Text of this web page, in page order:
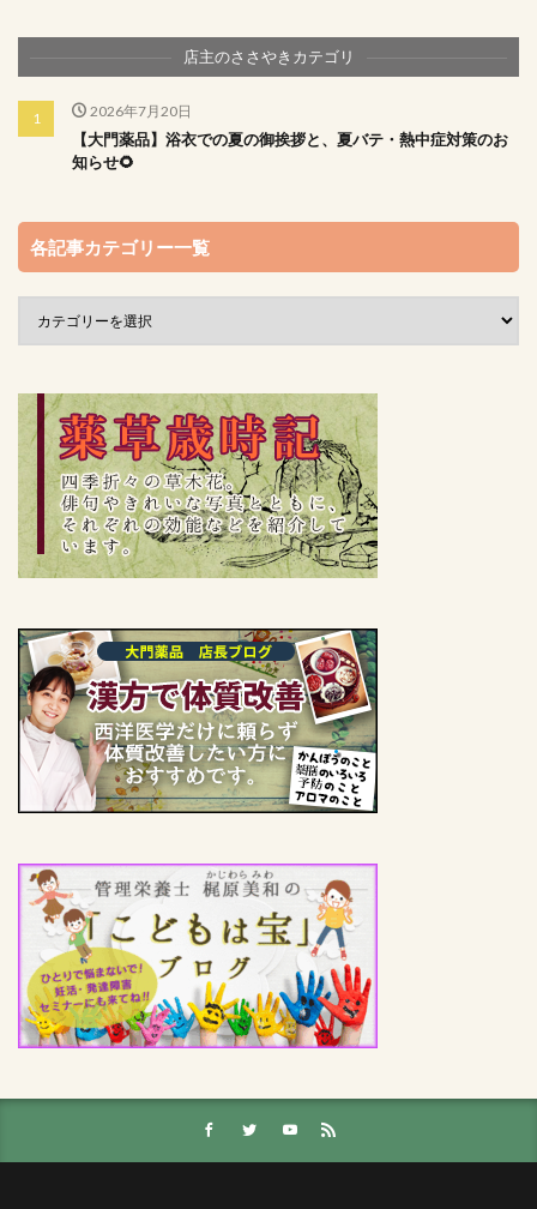
店主のささやきカテゴリ
2026年7月20日
【大門薬品】浴衣での夏の御挨拶と、夏バテ・熱中症対策のお
知らせ🌻
各記事カテゴリー一覧